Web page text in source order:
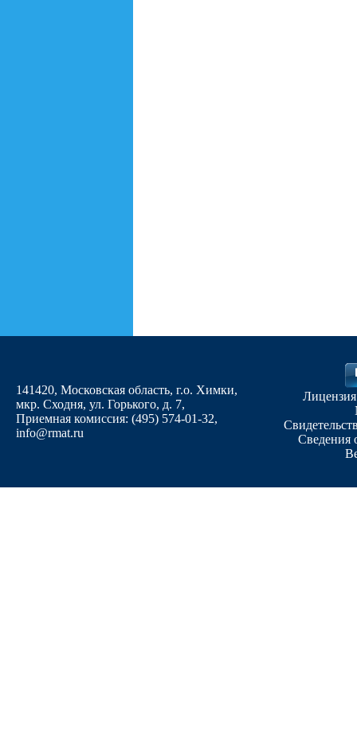
141420, Московская область, г.о. Химки,
мкр. Сходня, ул. Горького, д. 7,
Приемная комиссия: (495) 574-01-32,
info@rmat.ru
Сведения